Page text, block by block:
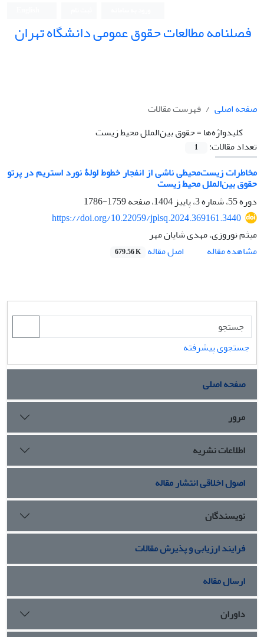
فصلنامه مطالعات حقوق عمومی دانشگاه تهران
صفحه اصلی
فهرست مقالات
کلیدواژه‌ها =حقوق ‏بین‌الملل محیط زیست
تعداد مقالات:
1
مخاطرات زیست‌محیطی ناشی از انفجار خطوط لولۀ نورد ‌استریم در پرتو
‏حقوق بین‌الملل محیط ‌زیست
دوره 55، شماره 3، پاییز 1404، صفحه
1759-1786
https://doi.org/10.22059/jplsq.2024.369161.3440
میثم نوروزی، مهدی شایان مهر
مشاهده مقاله
اصل مقاله 679.56 K
جستجوی پیشرفته
صفحه اصلی
مرور
اطلاعات نشریه
اصول اخلاقی انتشار مقاله
نویسندگان
فرایند ارزیابی و پذیرش مقالات
ارسال مقاله
داوران